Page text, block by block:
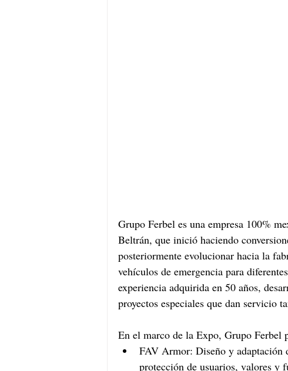
Grupo Ferbel es una empresa 100%
Beltrán, que inició haciendo
posteriormente evolucionar hacia la
vehículos de emergencia para
experiencia adquirida en 50 años,
proyectos especiales que dan servicio
En el marco de la Expo, Grupo Ferbel
FAV Armor: Diseño y adaptación
protección de usuarios, valores y